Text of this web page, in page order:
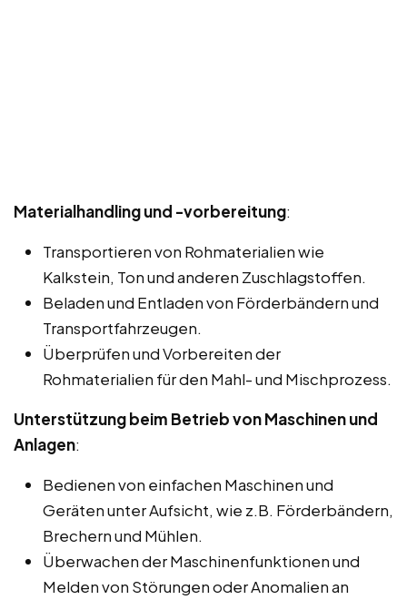
Materialhandling und -vorbereitung:
Transportieren von Rohmaterialien wie
Kalkstein, Ton und anderen Zuschlagstoffen.
Beladen und Entladen von Förderbändern und
Transportfahrzeugen.
Überprüfen und Vorbereiten der
Rohmaterialien für den Mahl- und Mischprozess.
Unterstützung beim Betrieb von Maschinen und
Anlagen:
Bedienen von einfachen Maschinen und
Geräten unter Aufsicht, wie z.B. Förderbändern,
Brechern und Mühlen.
Überwachen der Maschinenfunktionen und
Melden von Störungen oder Anomalien an